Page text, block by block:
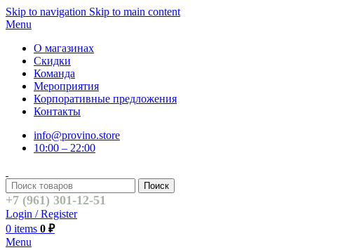
Skip to navigation Skip to main content
Menu
О магазинах
Скидки
Команда
Мероприятия
Корпоративные предложения
Контакты
info@provino.store
10:00 – 22:00
Поиск
+7 (961) 301-12-51
Login / Register
0 items 0 ₽
Menu